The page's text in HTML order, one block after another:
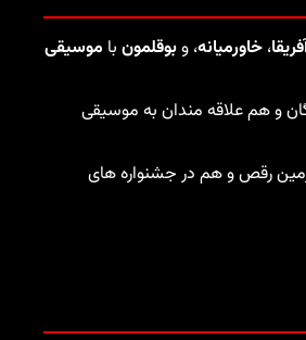
، خاورمیانه، وبوقلمون با موسیقی
و هم علاقه مندان به موسیقی
رقص و هم در جشنواره های